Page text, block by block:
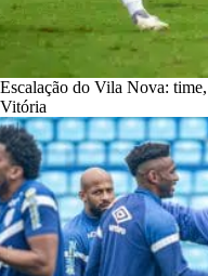
Escalação do Vila Nova:
Vitória